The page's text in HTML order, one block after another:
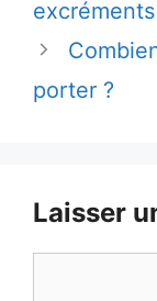
porter ?
Laisser